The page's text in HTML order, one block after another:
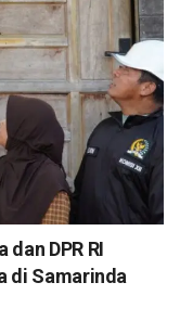
dan DPR RI
di Samarinda